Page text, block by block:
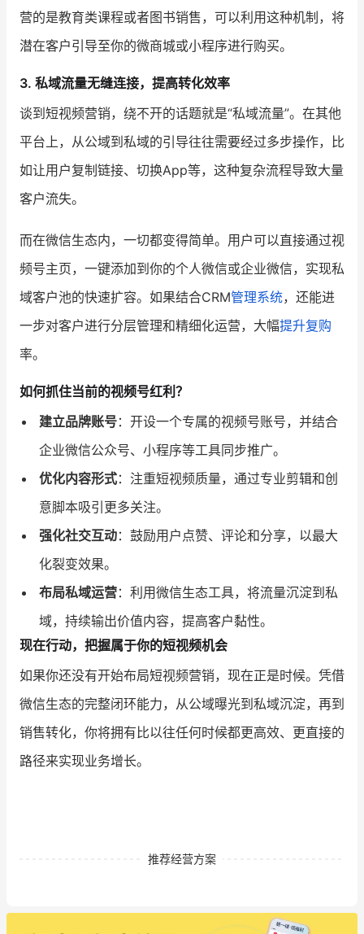
营的是教育类课程或者图书销售，可以利用这种机制，将
潜在客户引导至你的微商城或小程序进行购买。
3. 私域流量无缝连接，提高转化效率
谈到短视频营销，绕不开的话题就是“私域流量”。在其他
平台上，从公域到私域的引导往往需要经过多步操作，比
如让用户复制链接、切换App等，这种复杂流程导致大量
客户流失。
而在微信生态内，一切都变得简单。用户可以直接通过视
频号主页，一键添加到你的个人微信或企业微信，实现私
域客户池的快速扩容。如果结合CRM管理系统，还能进
一步对客户进行分层管理和精细化运营，大幅提升复购
率。
如何抓住当前的视频号红利？
建立品牌账号：开设一个专属的视频号账号，并结合
企业微信公众号、小程序等工具同步推广。
优化内容形式：注重短视频质量，通过专业剪辑和创
意脚本吸引更多关注。
强化社交互动：鼓励用户点赞、评论和分享，以最大
化裂变效果。
布局私域运营：利用微信生态工具，将流量沉淀到私
域，持续输出价值内容，提高客户黏性。
现在行动，把握属于你的短视频机会
如果你还没有开始布局短视频营销，现在正是时候。凭借
微信生态的完整闭环能力，从公域曝光到私域沉淀，再到
销售转化，你将拥有比以往任何时候都更高效、更直接的
路径来实现业务增长。
推荐经营方案